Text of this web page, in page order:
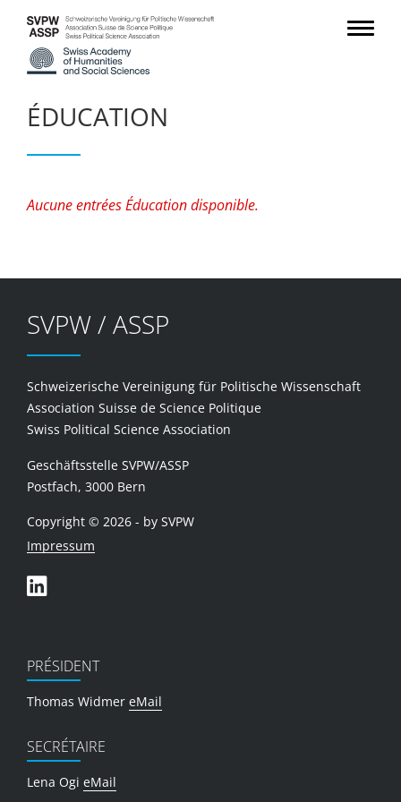
ÉDUCATION
Aucune entrées Éducation disponible.
SVPW / ASSP
Schweizerische Vereinigung für Politische Wissenschaft
Association Suisse de Science Politique
Swiss Political Science Association
Geschäftsstelle SVPW/ASSP
Postfach, 3000 Bern
Copyright © 2026 - by SVPW
Impressum
PRÉSIDENT
Thomas Widmer eMail
SECRÉTAIRE
Lena Ogi eMail